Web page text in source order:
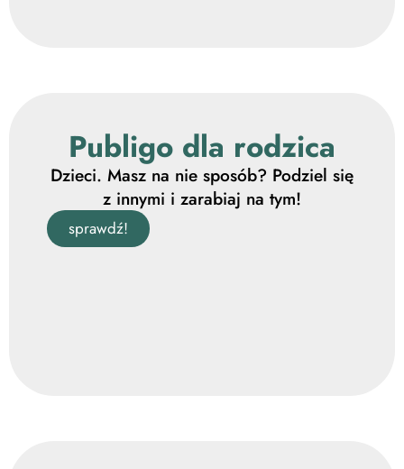
Publigo dla rodzica
Dzieci. Masz na nie sposób? Podziel się
z innymi i zarabiaj na tym!
sprawdź!